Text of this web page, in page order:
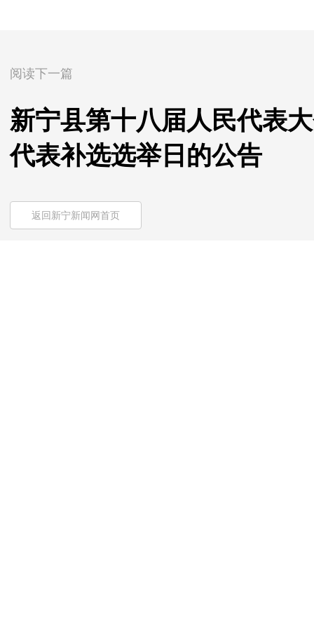
阅读下一篇
新宁县第十八届人民代表
代表补选选举日的公告
返回新宁新闻网首页